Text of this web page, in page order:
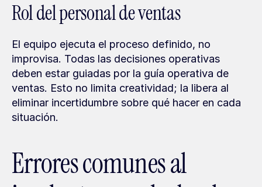
Rol del personal de ventas
El equipo ejecuta el proceso definido, no
improvisa. Todas las decisiones operativas
deben estar guiadas por la guía operativa de
ventas. Esto no limita creatividad; la libera al
eliminar incertidumbre sobre qué hacer en cada
situación.
Errores comunes al